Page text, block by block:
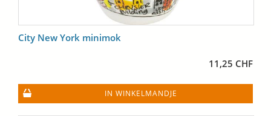
City New York minimok
11,25 CHF
IN WINKELMANDJE